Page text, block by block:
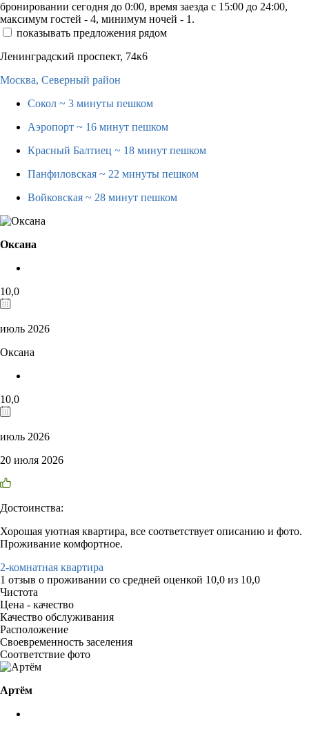
бронировании сегодня до 0:00, время заезда с 15:00 до 24:00,
максимум гостей - 4, минимум ночей - 1.
показывать предложения рядом
Ленинградский проспект, 74к6
Москва, Северный район
Сокол ~ 3 минуты пешком
Аэропорт ~ 16 минут пешком
Красный Балтиец ~ 18 минут пешком
Панфиловская ~ 22 минуты пешком
Войковская ~ 28 минут пешком
Оксана
10,0
июль 2026
Оксана
10,0
июль 2026
20 июля 2026
Достоинства:
Хорошая уютная квартира, все соответствует описанию и фото.
Проживание комфортное.
2-комнатная квартира
1 отзыв о проживании со средней оценкой 10,0 из 10,0
Чистота
Цена - качество
Качество обслуживания
Расположение
Своевременность заселения
Соответствие фото
Артём